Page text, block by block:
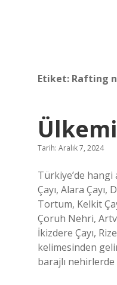
Etiket: Rafting
Tarih: Aralık 7, 2024
Türkiye’de
Çayı, Alara Çayı,
Tortum, Kelkit
Çoruh Nehri,
İkizdere Çayı,
kelimesinden
barajlı nehirlerde